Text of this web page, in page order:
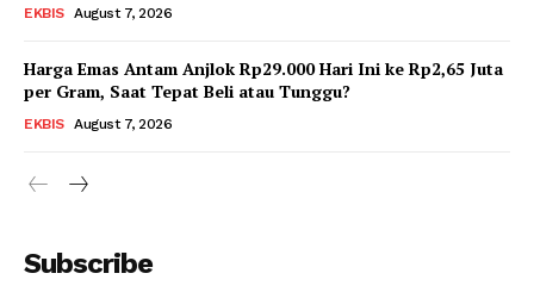
SUBSCRIBE NOW
About
EKBIS August 7, 2026
Harga Emas Antam Anjlok Rp29.000 Hari Ini ke Rp2,65 Juta
per Gram, Saat Tepat Beli atau Tunggu?
EKBIS August 7, 2026
Subscribe